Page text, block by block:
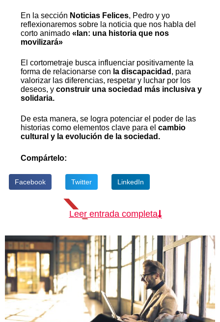
En la sección Noticias Felices, Pedro y yo
reflexionaremos sobre la noticia que nos habla del
corto animado «Ian: una historia que nos
movilizará»
El cortometraje busca influenciar positivamente la
forma de relacionarse con la discapacidad , para
valorizar las diferencias, respetar y luchar por los
deseos, y construir una sociedad más inclusiva y
solidaria.
De esta manera, se logra potenciar el poder de las
historias como elementos clave para el cambio
cultural y la evolución de la sociedad.
Compártelo:
Facebook Twitter LinkedIn
Leer entrada completa